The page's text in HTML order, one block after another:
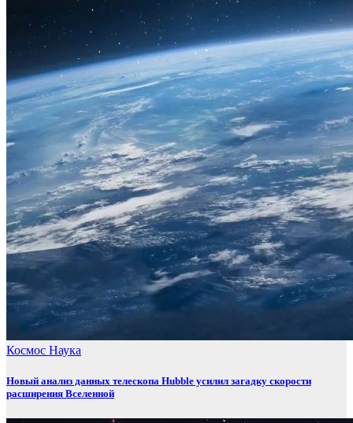
Космос Наука
Новый анализ данных телескопа Hubble усилил загадку скорости
расширения Вселенной